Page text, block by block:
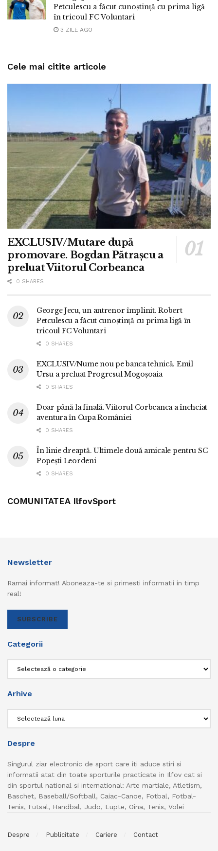
Petculescu a făcut cunoștință cu prima ligă
în tricoul FC Voluntari
3 ZILE AGO
Cele mai citite articole
EXCLUSIV/Mutare după
promovare. Bogdan Pătrașcu a
preluat Viitorul Corbeanca
0 SHARES
George Jecu, un antrenor împlinit. Robert
Petculescu a făcut cunoștință cu prima ligă în
tricoul FC Voluntari
0 SHARES
EXCLUSIV/Nume nou pe banca tehnică. Emil
Ursu a preluat Progresul Mogoșoaia
0 SHARES
Doar până la finală. Viitorul Corbeanca a încheiat
aventura în Cupa României
0 SHARES
În linie dreaptă. Ultimele două amicale pentru SC
Popești Leordeni
0 SHARES
COMUNITATEA IlfovSport
Newsletter
Ramai informat! Aboneaza-te si primesti informatii in timp
real!
SUBSCRIBE
Categorii
Arhive
Despre
Singurul ziar electronic de sport care iti aduce stiri si
informatii atat din toate sporturile practicate in Ilfov cat si
din sportul national si international: Arte martiale, Atletism,
Baschet, Baseball/Softball, Caiac-Canoe, Fotbal, Fotbal-
Tenis, Futsal, Handbal, Judo, Lupte, Oina, Tenis, Volei
Despre Publicitate Cariere Contact